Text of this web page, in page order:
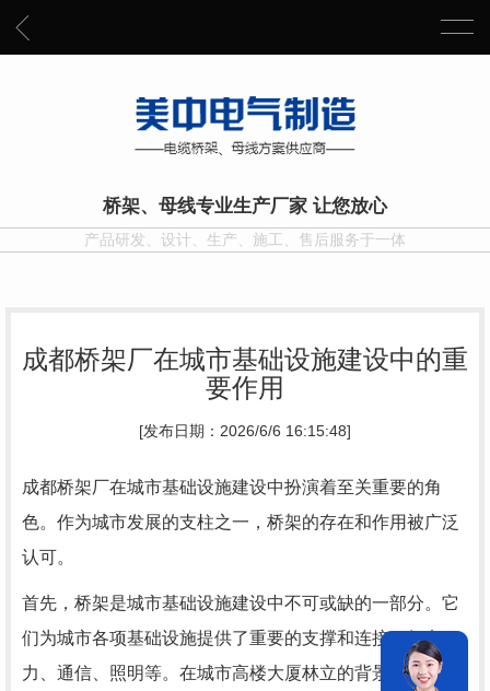
桥架、母线专业生产厂家 让您放心
产品研发、设计、生产、施工、售后服务于一体
成都桥架厂在城市基础设施建设中的重
要作用
[发布日期：2026/6/6 16:15:48]
成都桥架厂在城市基础设施建设中扮演着至关重要的角
色。作为城市发展的支柱之一，桥架的存在和作用被广泛
认可。
首先，桥架是城市基础设施建设中不可或缺的一部分。它
们为城市各项基础设施提供了重要的支撑和连接，如电
力、通信、照明等。在城市高楼大厦林立的背景下，桥架